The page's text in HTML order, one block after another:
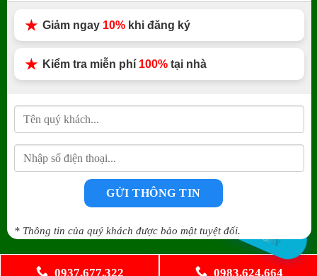
Thợ Thông Bồn Cầu Tại Các Quận - Giá Rẻ
Chuyên Thông Tắc Toa Lét TPHCM - Giá Rẻ
Chuyên Thông Tắc Nhà Vệ Sinh - Giá Rẻ
CÔNG TY MÔI TRƯỜNG QUANG ANH
Số điện thoại:0937.677.322
ruthamcauhoaphat@gmail.com
Số 20/1 Đường Số 7, Khu phố 6, Phường Bình Hưng Hòa A,
. All Right
0937.677.322 0983.624.664
Giảm ngay 10% khi đăng ký
Kiểm tra miễn phí 100% tại nhà
* Thông tin của quý khách được bảo mật tuyệt đối.